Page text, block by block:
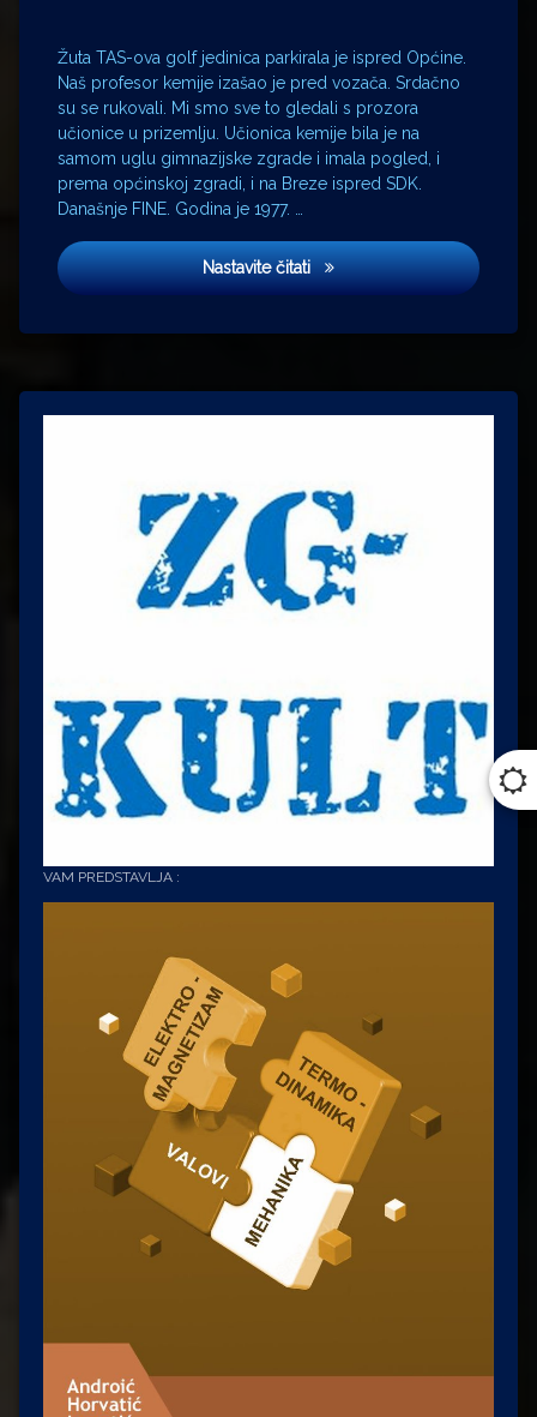
Žuta TAS-ova golf jedinica parkirala je ispred Općine.
Naš profesor kemije izašao je pred vozača. Srdačno
su se rukovali. Mi smo sve to gledali s prozora
učionice u prizemlju. Učionica kemije bila je na
samom uglu gimnazijske zgrade i imala pogled, i
prema općinskoj zgradi, i na Breze ispred SDK.
Današnje FINE. Godina je 1977. …
Nastavite čitatiSTEM
Općina
perfluorirani
ugljikovodici
Petrinja
PMF
profesor
Richard
Feynman
SDK
VAM PREDSTAVLJA :